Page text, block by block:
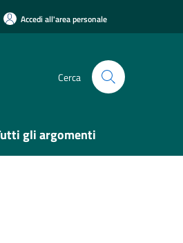
Accedi all'area personale
Cerca
gli argomenti